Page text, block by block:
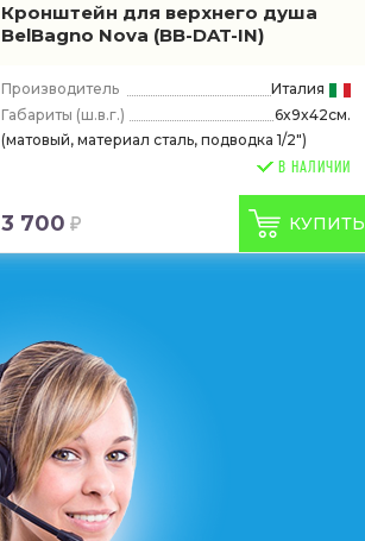
Кронштейн для верхнего душа
BelBagno Nova (BB-DAT-IN)
Производитель
Италия
Габариты (ш.в.г.)
6x9x42см.
(матовый, материал сталь, подводка 1/2")
В НАЛИЧИИ
3 700 КУПИТЬ